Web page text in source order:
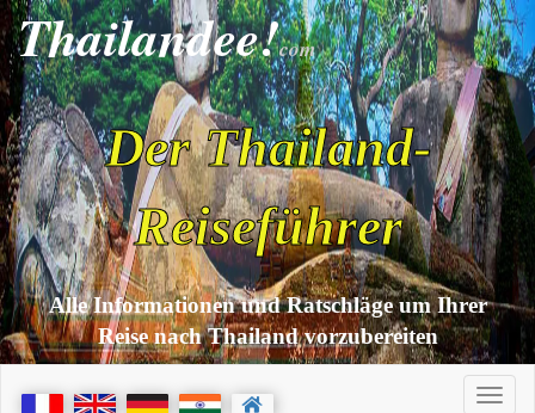
Thailandee!com
Der Thailand-
Reiseführer
Alle Informationen und Ratschläge um Ihrer
Reise nach Thailand vorzubereiten